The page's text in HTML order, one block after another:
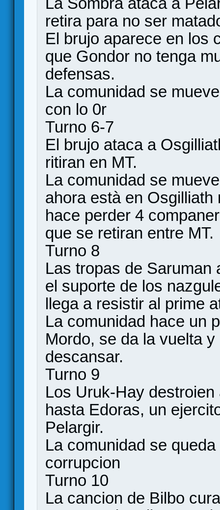
retira para no ser
El brujo aparece en los
que Gondor no tenga
defensas.
La comunidad se
con lo 0r
Turno 6-7
El brujo ataca a
ritiran en MT.
La comunidad se
ahora està en
hace perder 4
que se retiran entre MT.
Turno 8
Las tropas de Saruman
el suporte de los
llega a resistir al prime
La comunidad hace un
Mordo, se da la vuelta
descansar.
Turno 9
Los Uruk-Hay
hasta Edoras, un
Pelargir.
La comunidad se
corrupcion
Turno 10
La cancion de Bilbo